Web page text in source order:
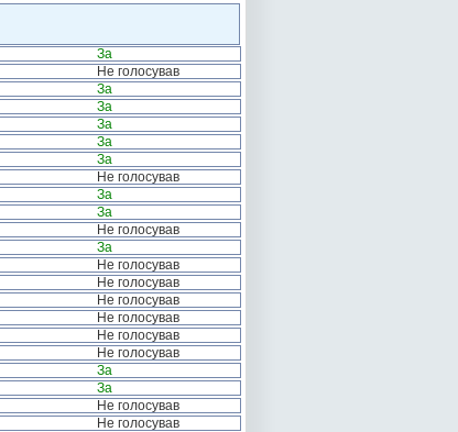
За
Не голосував
За
За
За
За
За
Не голосував
За
За
Не голосував
За
Не голосував
Не голосував
Не голосував
Не голосував
Не голосував
Не голосував
За
За
Не голосував
Не голосував